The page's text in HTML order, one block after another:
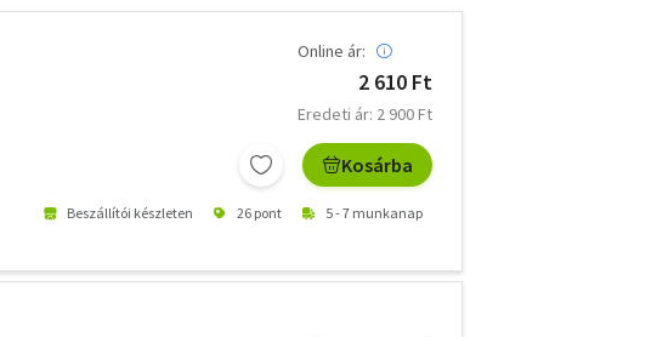
Online ár:
2 610 Ft
Eredeti ár: 2 900 Ft
Kosárba
Beszállítói készleten 26 pont 5 - 7 munkanap